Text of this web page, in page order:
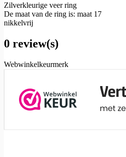
Zilverkleurige veer ring
De maat van de ring is: maat 17
nikkelvrij
0 review(s)
Webwinkelkeurmerk